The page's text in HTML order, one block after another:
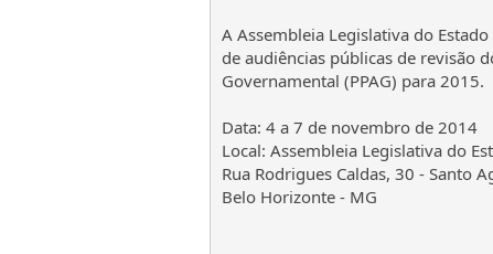
A Assembleia Legislativa do
de audiências públicas de revisão
Governamental (PPAG) para 2015.
Data: 4 a 7 de novembro de 2014
Local: Assembleia Legislativa do
Rua Rodrigues Caldas, 30 - Santo
Belo Horizonte - MG